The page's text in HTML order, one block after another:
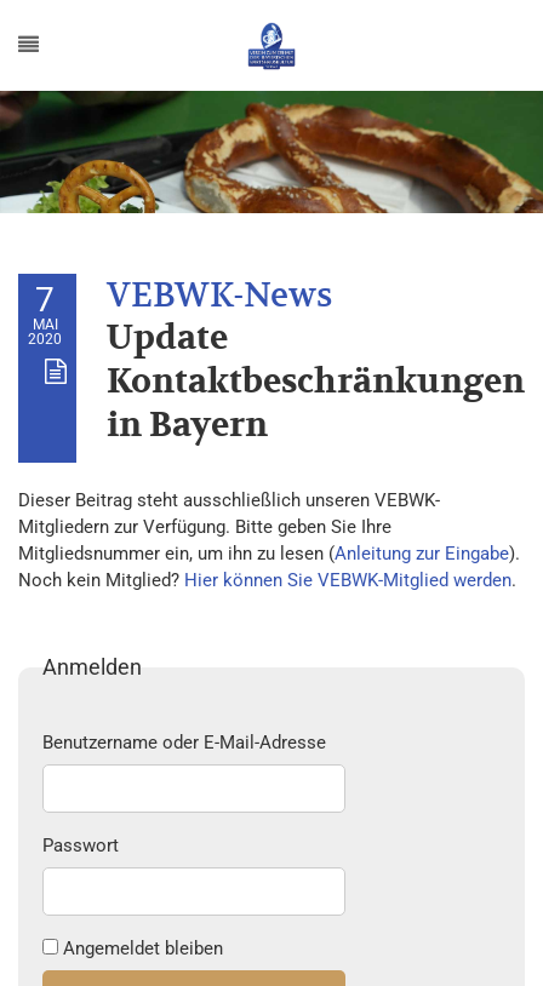
7
MAI
2020
Update
Kontaktbeschränkungen
in Bayern
Dieser Beitrag steht ausschließlich unseren VEBWK-
Mitgliedern zur Verfügung. Bitte geben Sie Ihre
Mitgliedsnummer ein, um ihn zu lesen (Anleitung zur Eingabe).
Noch kein Mitglied? Hier können Sie VEBWK-Mitglied werden.
Anmelden
Benutzername oder E-Mail-Adresse
Passwort
Angemeldet bleiben